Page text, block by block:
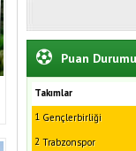
Puan Durumu
Takımlar
1 Gençlerbirliği
2 Trabzonspor